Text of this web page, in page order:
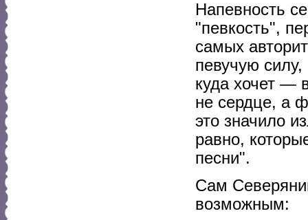
Напевность
"певкость",
самых
певучую силу,
куда хочет —
не сердце, а
это значило
равно,
песни".
Сам
возможным: